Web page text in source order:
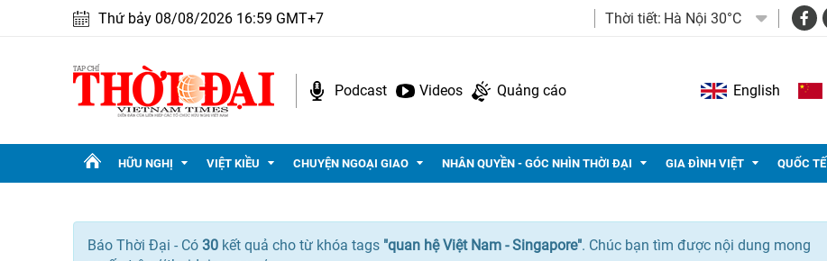
Thứ bảy 08/08/2026 16:59 GMT+7 Thời tiết: Hà Nội 30°C
Podcast Videos Quảng cáo English
HỮU NGHỊ VIỆT KIỀU CHUYỆN NGOẠI GIAO NHÂN QUYỀN - GÓC NHÌN THỜI ĐẠI GIA ĐÌNH VIỆT QUỐC TẾ
Báo Thời Đại - Có 30 kết quả cho từ khóa tags "quan hệ Việt Nam - Singapore". Chúc bạn tìm được nội dung mong